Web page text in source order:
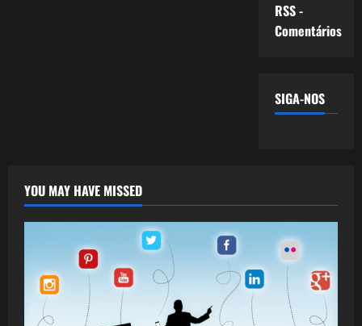
RSS -
Comentários
SIGA-NOS
YOU MAY HAVE MISSED